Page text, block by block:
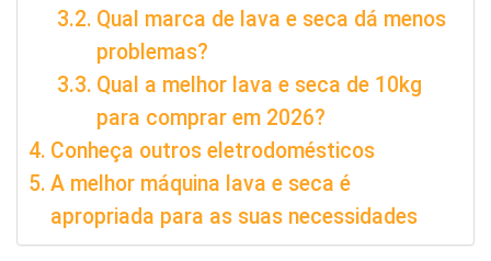
Qual marca de lava e seca dá menos
problemas?
Qual a melhor lava e seca de 10kg
para comprar em 2026?
Conheça outros eletrodomésticos
A melhor máquina lava e seca é
apropriada para as suas necessidades